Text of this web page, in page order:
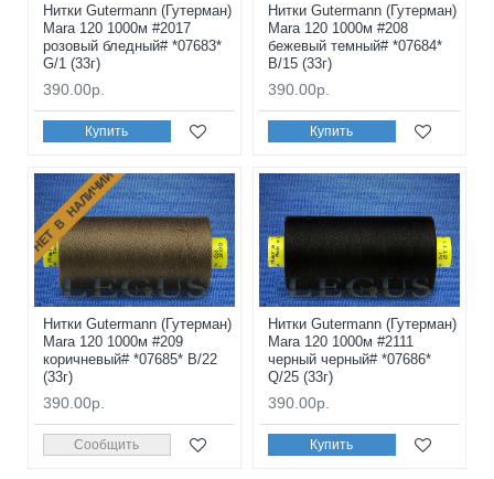
Нитки Gutermann (Гутерман)
Mara 120 1000м #2017
розовый бледный# *07683*
G/1 (33г)
390.00р.
Купить
Нитки Gutermann (Гутерман)
Mara 120 1000м #208
бежевый темный# *07684*
B/15 (33г)
390.00р.
Купить
НЕТ В НАЛИЧИИ
Нитки Gutermann (Гутерман)
Mara 120 1000м #209
коричневый# *07685* B/22
(33г)
390.00р.
Сообщить
Нитки Gutermann (Гутерман)
Mara 120 1000м #2111
черный черный# *07686*
Q/25 (33г)
390.00р.
Купить